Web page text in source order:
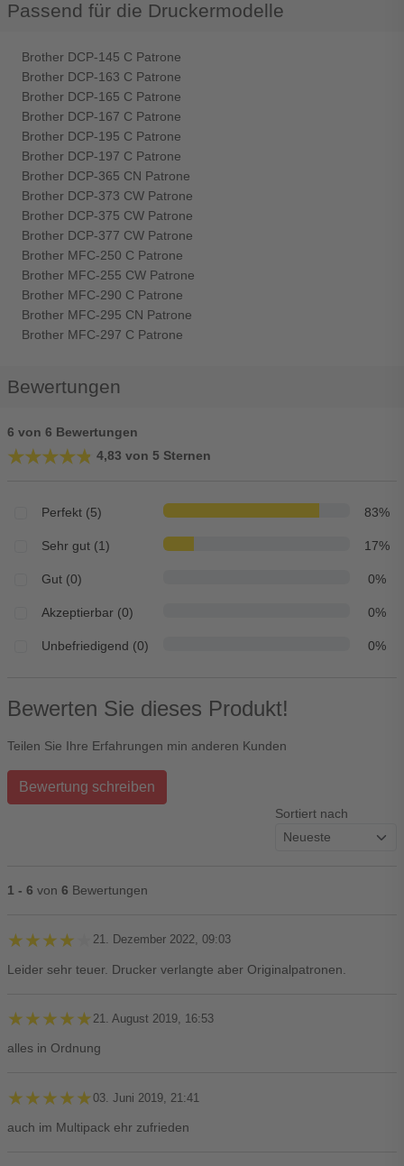
Passend für die Druckermodelle
Brother DCP-145 C Patrone
Brother DCP-163 C Patrone
Brother DCP-165 C Patrone
Brother DCP-167 C Patrone
Brother DCP-195 C Patrone
Brother DCP-197 C Patrone
Brother DCP-365 CN Patrone
Brother DCP-373 CW Patrone
Brother DCP-375 CW Patrone
Brother DCP-377 CW Patrone
Brother MFC-250 C Patrone
Brother MFC-255 CW Patrone
Brother MFC-290 C Patrone
Brother MFC-295 CN Patrone
Brother MFC-297 C Patrone
Bewertungen
6 von 6 Bewertungen
★★★★★
★★★★★ 4,83 von 5 Sternen
Perfekt (5) 83%
Sehr gut (1) 17%
Gut (0) 0%
Akzeptierbar (0) 0%
Unbefriedigend (0) 0%
Bewerten Sie dieses Produkt!
Teilen Sie Ihre Erfahrungen min anderen Kunden
Bewertung schreiben
Sortiert nach
1 - 6 von 6 Bewertungen
★★★★★
★★★★★ 21. Dezember 2022, 09:03
Leider sehr teuer. Drucker verlangte aber Originalpatronen.
★★★★★
★★★★★ 21. August 2019, 16:53
alles in Ordnung
★★★★★
★★★★★03. Juni 2019, 21:41
auch im Multipack ehr zufrieden